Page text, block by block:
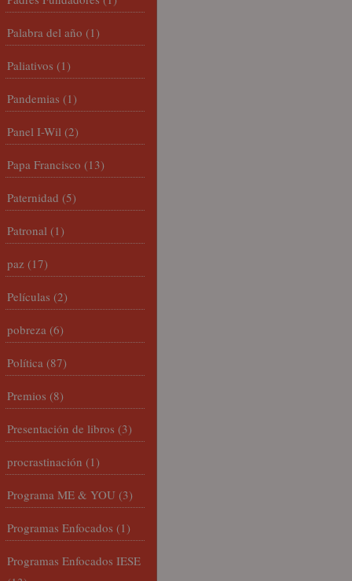
Palabra del año (1)
Paliativos (1)
Pandemias (1)
Panel I-Wil (2)
Papa Francisco (13)
Paternidad (5)
Patronal (1)
paz (17)
Películas (2)
pobreza (6)
Política (87)
Premios (8)
Presentación de libros (3)
procrastinación (1)
Programa ME & YOU (3)
Programas Enfocados (1)
Programas Enfocados IESE